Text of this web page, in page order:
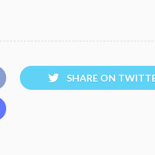
SHARE ON